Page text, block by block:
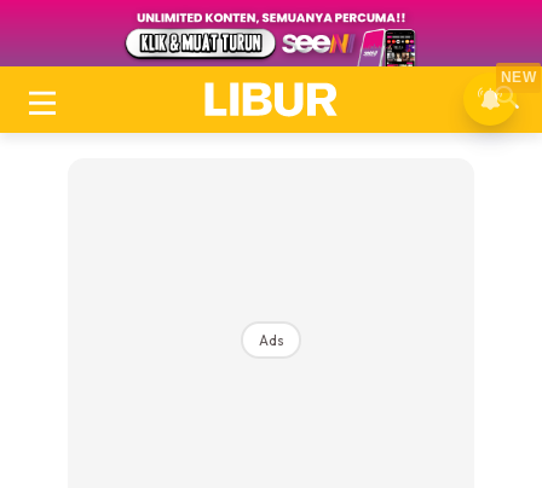
Ads
NEW